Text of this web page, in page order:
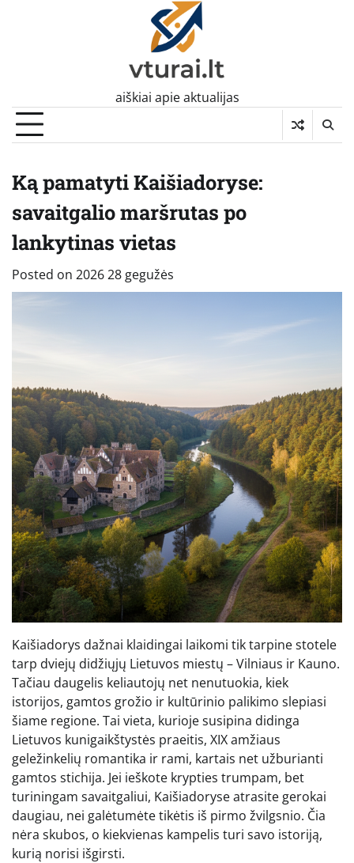
aiškiai apie aktualijas
Ką pamatyti Kaišiadoryse:
savaitgalio maršrutas po
lankytinas vietas
Posted on 2026 28 gegužės
Kaišiadorys dažnai klaidingai laikomi tik tarpine stotele
tarp dviejų didžiųjų Lietuvos miestų – Vilniaus ir Kauno.
Tačiau daugelis keliautojų net nenutuokia, kiek
istorijos, gamtos grožio ir kultūrinio palikimo slepiasi
šiame regione. Tai vieta, kurioje susipina didinga
Lietuvos kunigaikštystės praeitis, XIX amžiaus
geležinkelių romantika ir rami, kartais net užburianti
gamtos stichija. Jei ieškote krypties trumpam, bet
turiningam savaitgaliui, Kaišiadoryse atrasite gerokai
daugiau, nei galėtumėte tikėtis iš pirmo žvilgsnio. Čia
nėra skubos, o kiekvienas kampelis turi savo istoriją,
kurią norisi išgirsti.